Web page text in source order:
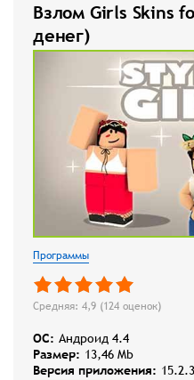
Взлом Girls Skins
денег)
Программы
Средняя: 4,9 (124 оценок)
OC: Андроид 4.4
Размер: 13,46 Mb
Версия приложения: 15.2.3